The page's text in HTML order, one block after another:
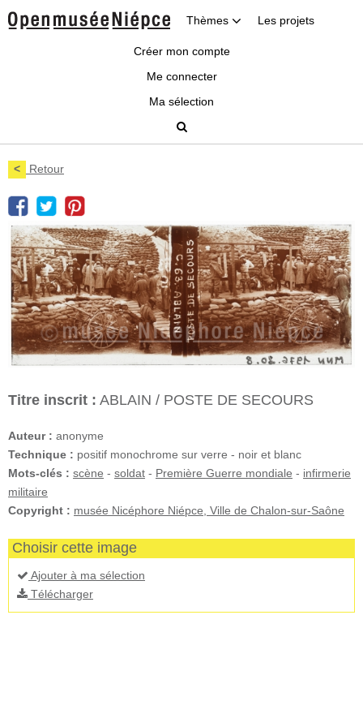
Thèmes Les projets
Créer mon compte
Me connecter
Ma sélection
< Retour
Titre inscrit : ABLAIN / POSTE DE SECOURS
Auteur : anonyme
Technique : positif monochrome sur verre - noir et blanc
Mots-clés : scène - soldat - Première Guerre mondiale - infirmerie
militaire
Copyright : musée Nicéphore Niépce, Ville de Chalon-sur-Saône
Choisir cette image
Ajouter à ma sélection
Télécharger